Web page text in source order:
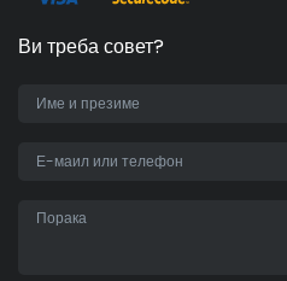
Ви треба совет?